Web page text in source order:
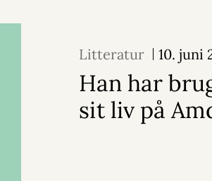
Litteratur 10. juni
Han har
sit liv på